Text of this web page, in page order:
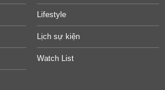
Lifestyle
Lịch sự kiện
Watch List